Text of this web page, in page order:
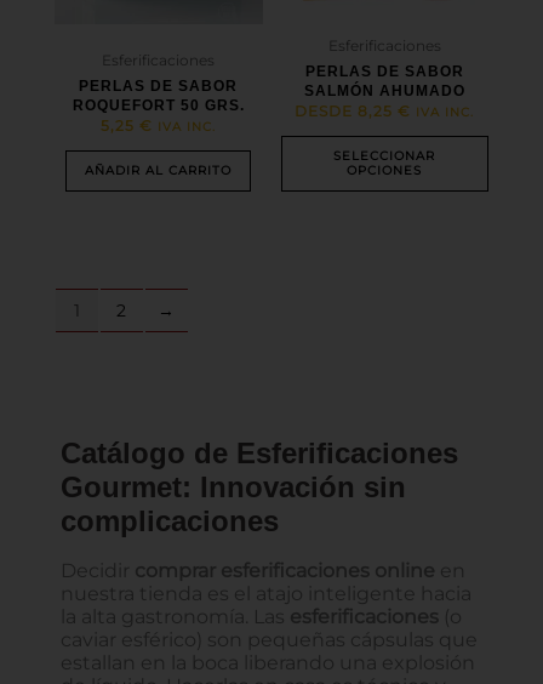
Esferificaciones
PERLAS DE SABOR
ROQUEFORT 50 GRS.
5,25€ IVA INC.
AÑADIR AL CARRITO
Esferificaciones
PERLAS DE SABOR
SALMÓN AHUMADO
DESDE 8,25€ IVA INC.
SELECCIONAR
OPCIONES
en
la
página
producto
1 2 →
Catálogo de Esferificaciones
Gourmet: Innovación sin
complicaciones
Decidir comprar esferificaciones online en
nuestra tienda es el atajo inteligente hacia
la alta gastronomía. Las esferificaciones (o
caviar esférico) son pequeñas cápsulas que
estallan en la boca liberando una explosión